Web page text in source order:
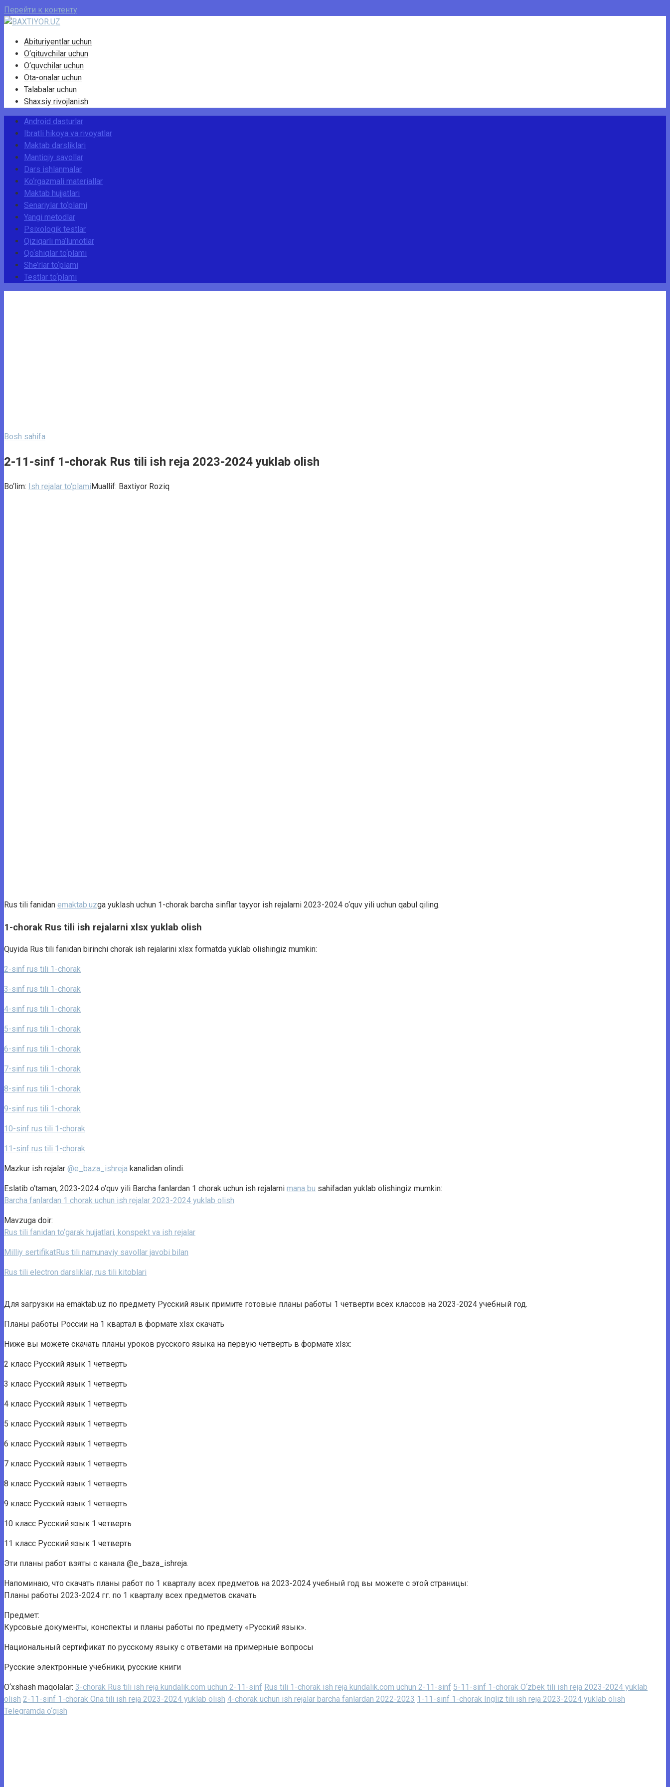
Перейти к контенту
Abituriyentlar uchun
O‘qituvchilar uchun
O‘quvchilar uchun
Ota-onalar uchun
Talabalar uchun
Shaxsiy rivojlanish
Android dasturlar
Ibratli hikoya va rivoyatlar
Maktab darsliklari
Mantiqiy savollar
Dars ishlanmalar
Ko‘rgazmali materiallar
Maktab hujjatlari
Senariylar to‘plami
Yangi metodlar
Psixologik testlar
Qiziqarli ma’lumotlar
Qo‘shiqlar to‘plami
She’rlar to‘plami
Testlar to‘plami
Bosh sahifa
2-11-sinf 1-chorak Rus tili ish reja 2023-2024 yuklab olish
Bo‘lim: Ish rejalar to‘plamiMuallif: Baxtiyor Roziq
Rus tili fanidan emaktab.uzga yuklash uchun 1-chorak barcha sinflar tayyor ish rejalarni 2023-2024 o‘quv yili uchun qabul qiling.
1-chorak Rus tili ish rejalarni xlsx yuklab olish
Quyida Rus tili fanidan birinchi chorak ish rejalarini xlsx formatda yuklab olishingiz mumkin:
2-sinf rus tili 1-chorak
3-sinf rus tili 1-chorak
4-sinf rus tili 1-chorak
5-sinf rus tili 1-chorak
6-sinf rus tili 1-chorak
7-sinf rus tili 1-chorak
8-sinf rus tili 1-chorak
9-sinf rus tili 1-chorak
10-sinf rus tili 1-chorak
11-sinf rus tili 1-chorak
Mazkur ish rejalar @e_baza_ishreja kanalidan olindi.
Eslatib o‘taman, 2023-2024 o‘quv yili Barcha fanlardan 1 chorak uchun ish rejalarni mana bu sahifadan yuklab olishingiz mumkin:
Barcha fanlardan 1 chorak uchun ish rejalar 2023-2024 yuklab olish
Mavzuga doir:
Rus tili fanidan to‘garak hujjatlari, konspekt va ish rejalar
Milliy sertifikatRus tili namunaviy savollar javobi bilan
Rus tili electron darsliklar, rus tili kitoblari
Для загрузки на emaktab.uz по предмету Русский язык примите готовые планы работы 1 четверти всех классов на 2023-2024 учебный год.
Планы работы России на 1 квартал в формате xlsx скачать
Ниже вы можете скачать планы уроков русского языка на первую четверть в формате xlsx:
2 класс Русский язык 1 четверть
3 класс Русский язык 1 четверть
4 класс Русский язык 1 четверть
5 класс Русский язык 1 четверть
6 класс Русский язык 1 четверть
7 класс Русский язык 1 четверть
8 класс Русский язык 1 четверть
9 класс Русский язык 1 четверть
10 класс Русский язык 1 четверть
11 класс Русский язык 1 четверть
Эти планы работ взяты с канала @e_baza_ishreja.
Напоминаю, что скачать планы работ по 1 кварталу всех предметов на 2023-2024 учебный год вы можете с этой страницы:
Планы работы 2023-2024 гг. по 1 кварталу всех предметов скачать
Предмет:
Курсовые документы, конспекты и планы работы по предмету «Русский язык».
Национальный сертификат по русскому языку с ответами на примерные вопросы
Русские электронные учебники, русские книги
O‘xshash maqolalar: 3-chorak Rus tili ish reja kundalik.com uchun 2-11-sinf Rus tili 1-chorak ish reja kundalik.com uchun 2-11-sinf 5-11-sinf 1-chorak O‘zbek tili ish reja 2023-2024 yuklab
olish 2-11-sinf 1-chorak Ona tili ish reja 2023-2024 yuklab olish 4-chorak uchun ish rejalar barcha fanlardan 2022-2023 1-11-sinf 1-chorak Ingliz tili ish reja 2023-2024 yuklab olish
Telegramda o‘qish